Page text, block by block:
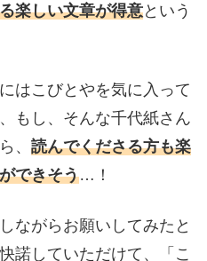
楽しい文章が得意という
はこびとやを気に入って
もし、そんな千代紙さん
、 読んでくださる方も楽
できそう…！
ながらお願いしてみたと
諾していただけて、「こ